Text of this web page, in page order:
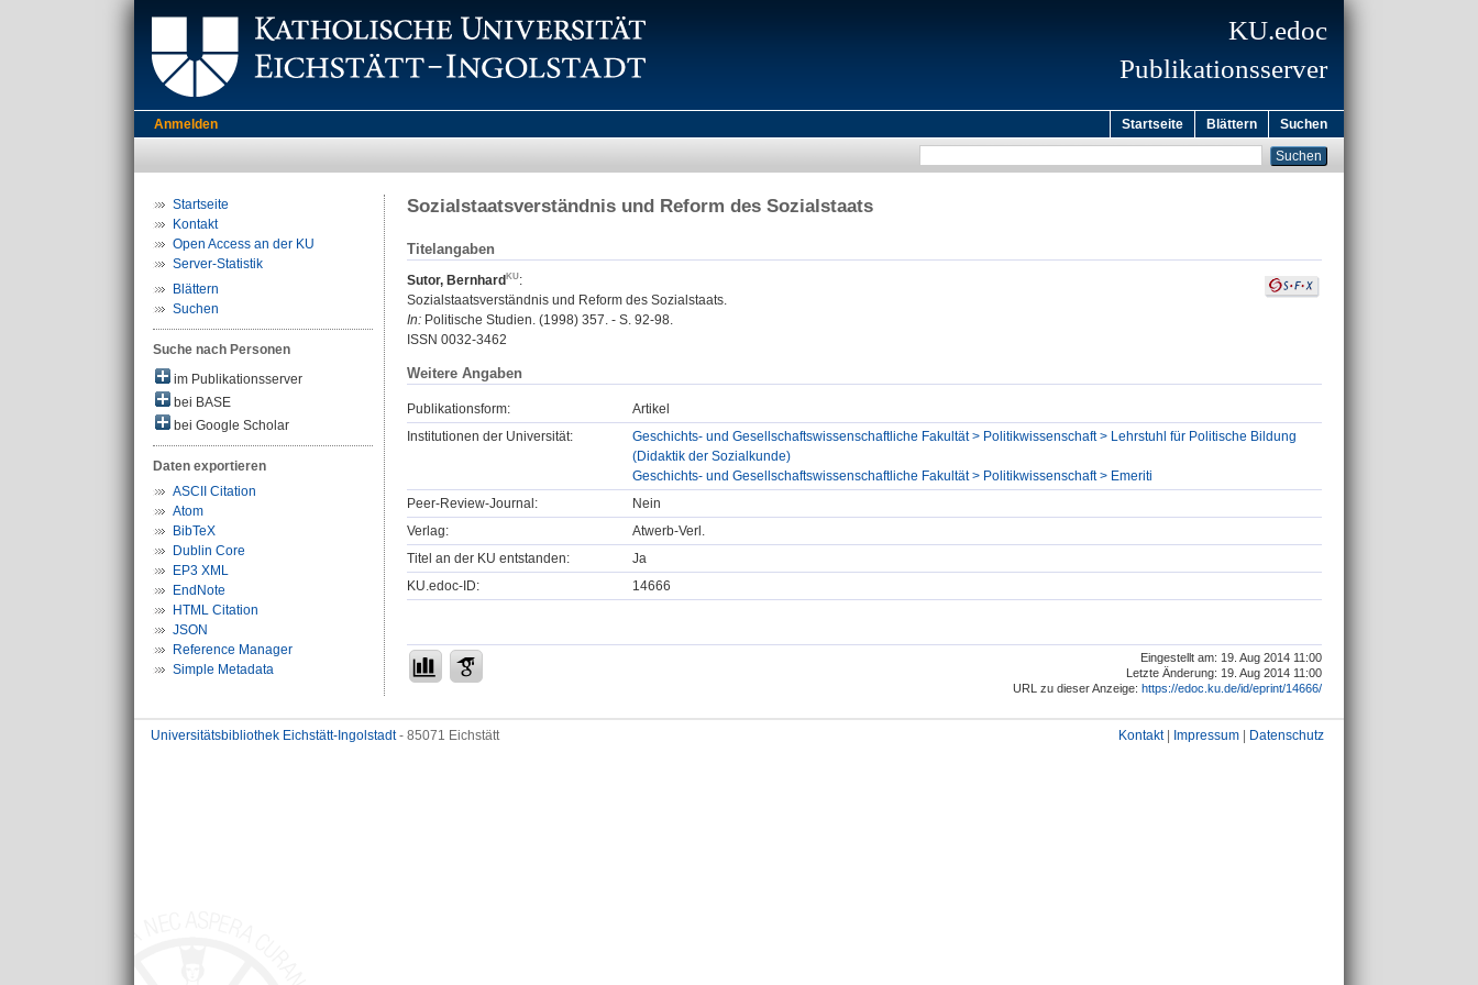
KU.edoc
Publikationsserver
Anmelden Startseite Blättern Suchen
Startseite
Kontakt
Open Access an der KU
Server-Statistik
Blättern
Suchen
Suche nach Personen
im Publikationsserver
bei BASE
bei Google Scholar
Daten exportieren
ASCII Citation
Atom
BibTeX
Dublin Core
EP3 XML
EndNote
HTML Citation
JSON
Reference Manager
Simple Metadata
Sozialstaatsverständnis und Reform des Sozialstaats
Titelangaben
Sutor, Bernhard
:
Sozialstaatsverständnis und Reform des Sozialstaats.
In: Politische Studien. (1998) 357. - S. 92-98.
ISSN 0032-3462
Weitere Angaben
Publikationsform:
Artikel
Institutionen der Universität:
Geschichts- und Gesellschaftswissenschaftliche Fakultät > Politikwissenschaft > Lehrstuhl für Politische Bildung
(Didaktik der Sozialkunde)
Geschichts- und Gesellschaftswissenschaftliche Fakultät > Politikwissenschaft > Emeriti
Peer-Review-Journal:
Nein
Verlag:
Atwerb-Verl.
Titel an der KU entstanden:
Ja
KU.edoc-ID:
14666
Eingestellt am: 19. Aug 2014 11:00
Letzte Änderung: 19. Aug 2014 11:00
URL zu dieser Anzeige: https://edoc.ku.de/id/eprint/14666/
Universitätsbibliothek Eichstätt-Ingolstadt- 85071 Eichstätt Kontakt| Impressum Datenschutz